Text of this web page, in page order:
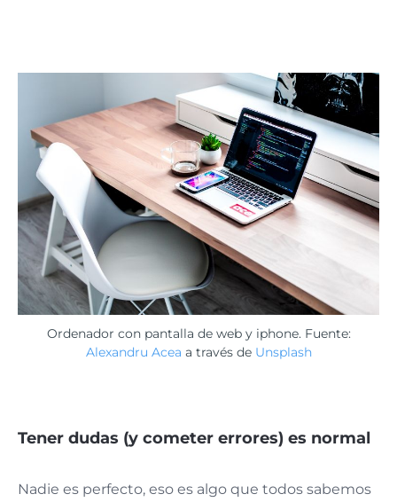
Ordenador con pantalla de web y iphone. Fuente:
Alexandru Acea a través de Unsplash
Tener dudas (y cometer errores) es normal
Nadie es perfecto, eso es algo que todos sabemos